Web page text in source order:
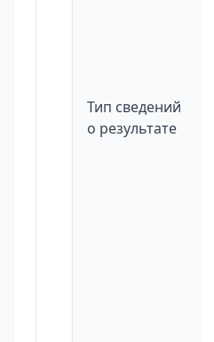
Тип сведений
о результате